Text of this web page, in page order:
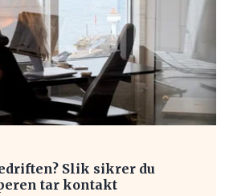
Slik sikrer du
tar kontakt